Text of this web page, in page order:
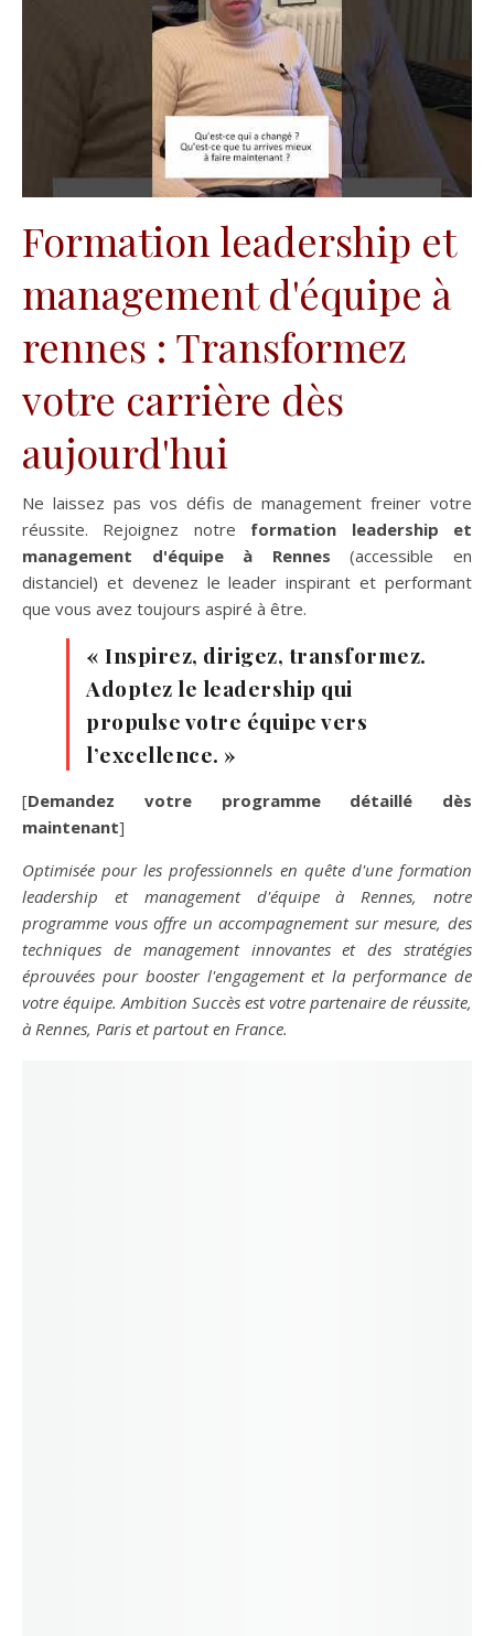
Formation leadership et
management d'équipe à
rennes : Transformez
votre carrière dès
aujourd'hui
Ne laissez pas vos défis de management freiner votre
réussite. Rejoignez notre formation leadership et
management d'équipe à Rennes (accessible en
distanciel) et devenez le leader inspirant et performant
que vous avez toujours aspiré à être.
« Inspirez, dirigez, transformez.
Adoptez le leadership qui
propulse votre équipe vers
l’excellence. »
[Demandez votre programme détaillé dès
maintenant]
Optimisée pour les professionnels en quête d'une formation
leadership et management d'équipe à Rennes, notre
programme vous offre un accompagnement sur mesure, des
techniques de management innovantes et des stratégies
éprouvées pour booster l'engagement et la performance de
votre équipe. Ambition Succès est votre partenaire de réussite,
à Rennes, Paris et partout en France.